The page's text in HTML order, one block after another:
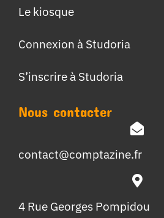
Le kiosque
Connexion à Studoria
S’inscrire à Studoria
Nous contacter
contact@comptazine.fr
4 Rue Georges Pompidou